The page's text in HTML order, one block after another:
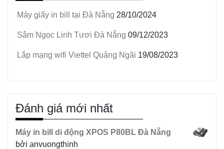
Máy giấy in bill tại Đà Nẵng 28/10/2024
Sâm Ngọc Linh Tươi Đà Nẵng 09/12/2023
Lắp mạng wifi Viettel Quảng Ngãi 19/08/2023
Đánh giá mới nhất
Máy in bill di động XPOS P80BL Đà Nẵng
bởi anvuongthinh